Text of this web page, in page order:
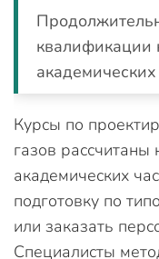
квалификации
академических
Курсы по
газов
академических
подготовку по
или заказать
Специалисты